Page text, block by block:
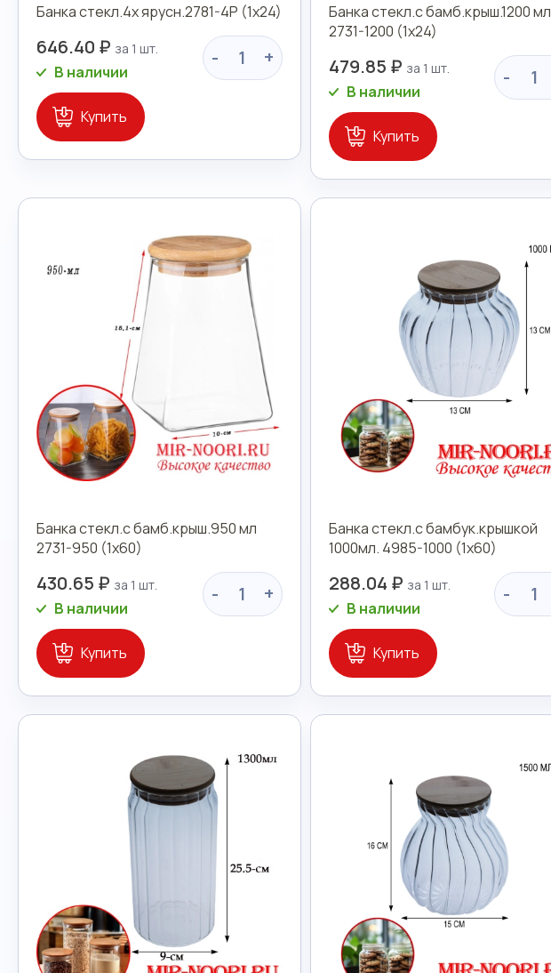
Банка стекл.4х ярусн.2781-4Р (1х24)
646.40 ₽ - +
В наличии
Купить
Банка стекл.с бамб.крыш.1200 мл
2731-1200 (1х24)
479.85 ₽ -
В наличии
Купить
Банка стекл.с бамб.крыш.950 мл
2731-950 (1х60)
430.65 ₽ - +
В наличии
Купить
Банка стекл.с бамбук.крышкой
1000мл. 4985-1000 (1х60)
288.04 ₽ -
В наличии
Купить